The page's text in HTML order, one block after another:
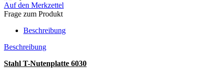
Auf den Merkzettel
Frage zum Produkt
Beschreibung
Beschreibung
Stahl T-Nutenplatte 6030